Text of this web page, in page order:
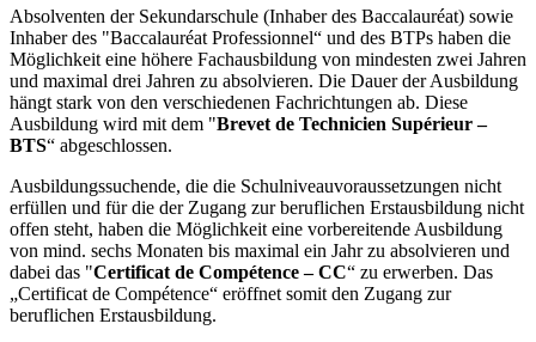
Absolventen der Sekundarschule (Inhaber des Baccalauréat) sowie
Inhaber des "Baccalauréat Professionnel“ und des BTPs haben die
Möglichkeit eine höhere Fachausbildung von mindesten zwei Jahren
und maximal drei Jahren zu absolvieren. Die Dauer der Ausbildung
hängt stark von den verschiedenen Fachrichtungen ab. Diese
Ausbildung wird mit dem "Brevet de Technicien Supérieur –
BTS“ abgeschlossen.
Ausbildungssuchende, die die Schulniveauvoraussetzungen nicht
erfüllen und für die der Zugang zur beruflichen Erstausbildung nicht
offen steht, haben die Möglichkeit eine vorbereitende Ausbildung
von mind. sechs Monaten bis maximal ein Jahr zu absolvieren und
dabei das "Certificat de Compétence – CC“ zu erwerben. Das
„Certificat de Compétence“ eröffnet somit den Zugang zur
beruflichen Erstausbildung.